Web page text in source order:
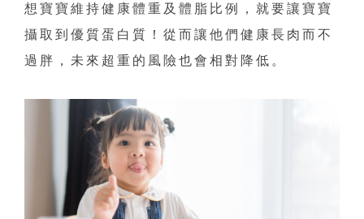
想寶寶維持健康體重及體脂比例，就要讓寶寶
攝取到優質蛋白質！從而讓他們健康長肉而不
過胖，未來超重的風險也會相對降低。